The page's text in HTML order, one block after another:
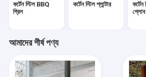
কর্টেন স্টিল BBQ
গ্রিল
কর্টেন স্টিল প্লান্টার
কর্টেন
গ্লোব
আমাদের শীর্ষ পণ্য